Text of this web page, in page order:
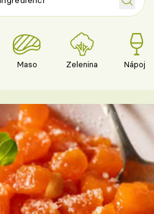
Maso Zelenina Nápoje